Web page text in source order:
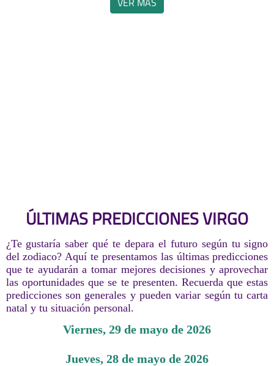
ÚLTIMAS PREDICCIONES VIRGO
¿Te gustaría saber qué te depara el futuro según tu signo
del zodiaco? Aquí te presentamos las últimas predicciones
que te ayudarán a tomar mejores decisiones y aprovechar
las oportunidades que se te presenten. Recuerda que estas
predicciones son generales y pueden variar según tu carta
natal y tu situación personal.
viernes, 29 de mayo de 2026
jueves, 28 de mayo de 2026